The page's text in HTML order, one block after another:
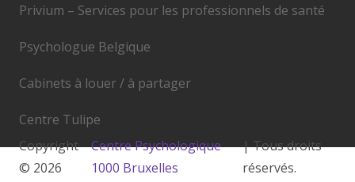
Privium – Services pour les professionnels de santé
Psychologue Belgique
Cabinets à louer / à partager
Centre Tulipe
Copyright
© 2026
Centre Psychologique
1000 Bruxelles
| Tous droits
réservés.